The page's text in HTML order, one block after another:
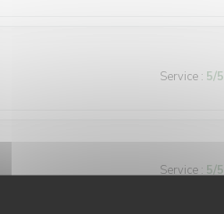
Service : 5/5
Service : 5/5